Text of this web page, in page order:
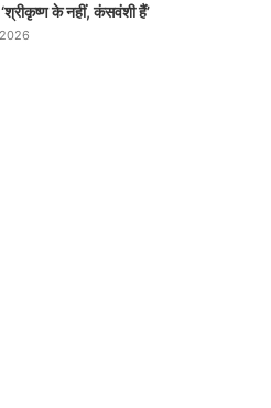
के नहीं, कंसवंशी हैं’